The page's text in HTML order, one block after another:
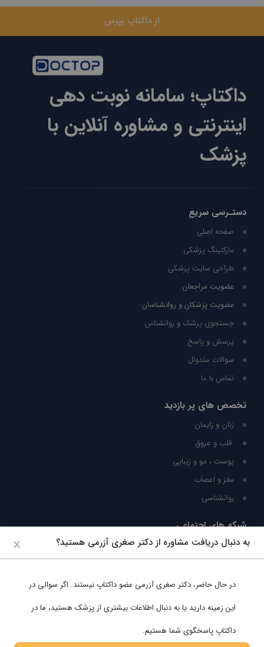
از داکتاپ بپرس
داکتاپ؛ سامانه نوبت دهی
اینترنتی و مشاوره آنلاین با
پزشک
دستـرسی سریع
صفحه اصلی
مارکتینگ پزشکی
طراحی سایت پزشکی
عضویت مراجعان
عضویت پزشکان و روانشناسان
جستجوی پزشک و روانشناس
پرسش و پاسخ
سوالات متدوال
تماس با ما
تخصص های پر بازدید
زنان و زایمان
قلب و عروق
پوست ، مو و زیبایی
مغز و اعصاب
روانشناسی
شبکه های اجتماعی
ما را در شبکه های اجتماعی دنبال کنید
به دنبال دریافت مشاوره از دکتر صغری آزرمی هستید؟
در حال حاضر، دکتر صغری آزرمی عضو داکتاپ نیستند. اگر سوالی در
این زمینه دارید یا به دنبال اطلاعات بیشتری از پزشک هستید، ما در
داکتاپ پاسخگوی شما هستیم.